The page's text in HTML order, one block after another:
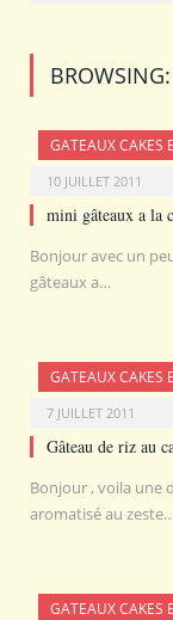
BROWSING:
GATEAUX CAKES
10 JUILLET 2011
mini gâteaux a la
Bonjour avec un
gâteaux a…
GATEAUX CAKES
7 JUILLET 2011
Gâteau de riz au
Bonjour , voila une
aromatisé au zeste…
GATEAUX CAKES